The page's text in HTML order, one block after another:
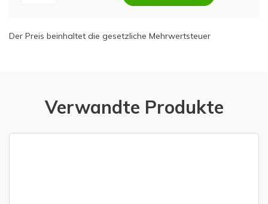
Der Preis beinhaltet die gesetzliche Mehrwertsteuer
Verwandte Produkte